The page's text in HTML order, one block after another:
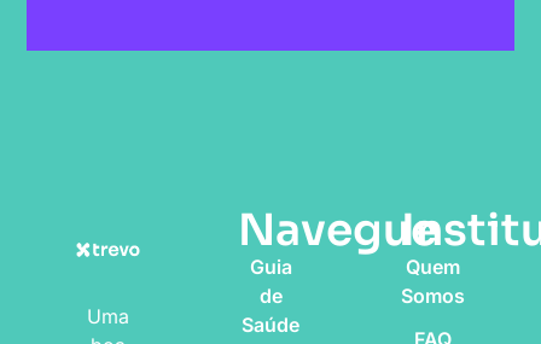
Uma
Navegue
Guia
de
Saúde
Quem
Somos